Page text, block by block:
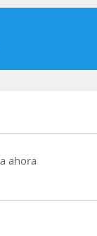
ahora